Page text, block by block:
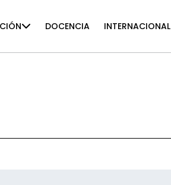
DOCENCIA INTERNACIONAL